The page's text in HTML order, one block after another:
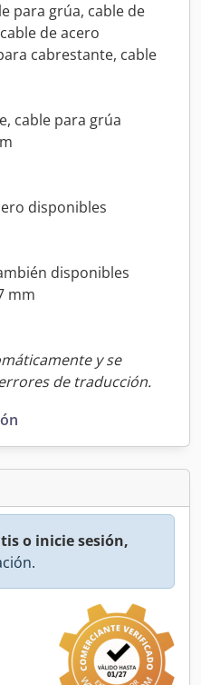
para grúa, cable de
de acero
cabrestante, cable
cable para grúa
disponibles
disponibles
mm
y se
de traducción.
o inicie sesión,